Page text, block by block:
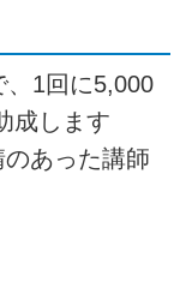
、1回に5,000
成します
あった講師